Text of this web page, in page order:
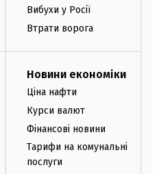
Вибухи у Росії
Втрати ворога
Новини економіки
Ціна нафти
Курси валют
Фінансові новини
Тарифи на комунальні
послуги